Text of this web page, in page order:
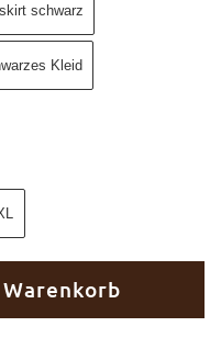
schwarz
Kleid